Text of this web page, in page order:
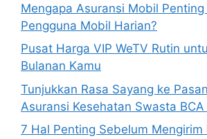
Mengapa Asuransi Mobil Penting
Pengguna Mobil Harian?
Pusat Harga VIP WeTV Rutin
Bulanan Kamu
Tunjukkan Rasa Sayang ke
Asuransi Kesehatan Swasta
7 Hal Penting Sebelum Mengirim